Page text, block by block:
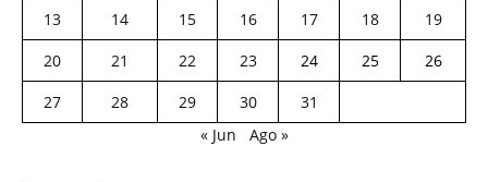
13
14 15 16 17 18
19
20
21 22 23 24 25
26
27
28 29 30
31
« Jun
Ago »